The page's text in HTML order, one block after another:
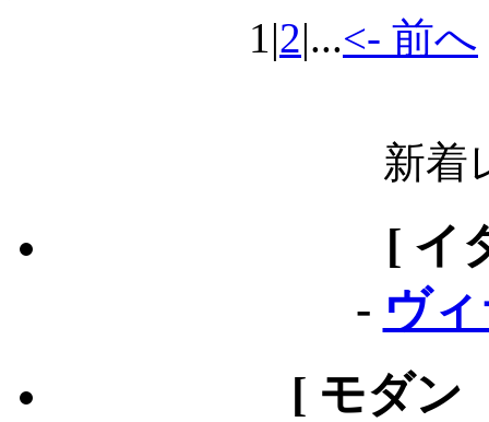
1|2|...<- 前へ
新着
[ イ
- ヴ
[ モダ